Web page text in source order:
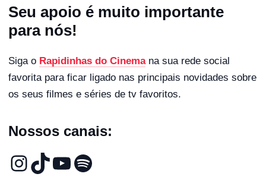
Seu apoio é muito importante
para nós!
Siga o Rapidinhas do Cinemana sua rede social
favorita para ficar ligado nas principais novidades sobre
os seus filmes e séries de tv favoritos.
Nossos canais: